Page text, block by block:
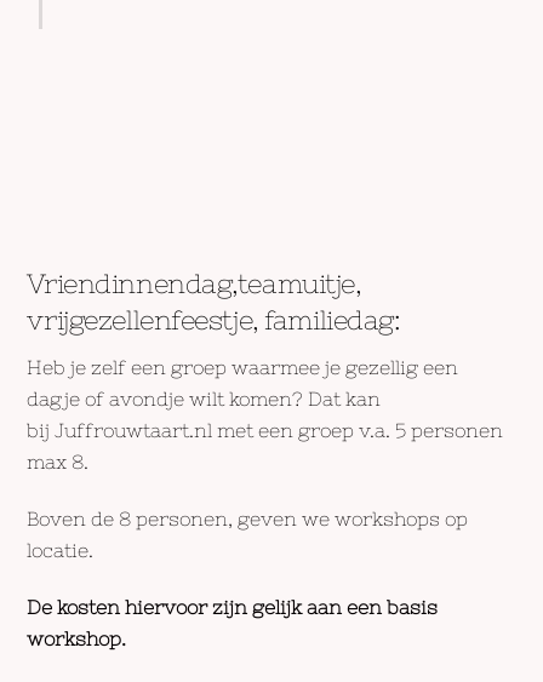
Vriendinnendag,teamuitje,
vrijgezellenfeestje, familiedag:
Heb je zelf een groep waarmee je gezellig een
dagje of avondje wilt komen? Dat kan
bij Juffrouwtaart.nl met een groep v.a. 5 personen
max 8.
Boven de 8 personen, geven we workshops op
locatie.
De kosten hiervoor zijn gelijk aan een basis
workshop.